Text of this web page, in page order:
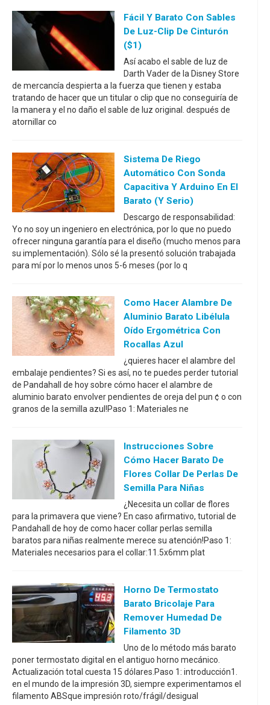
Fácil Y Barato Con Sables
De Luz-Clip De Cinturón
($1)
Así acabo el sable de luz de
Darth Vader de la Disney Store
de mercancía despierta a la fuerza que tienen y estaba
tratando de hacer que un titular o clip que no conseguiría de
la manera y el no daño el sable de luz original. después de
atornillar co
Sistema De Riego
Automático Con Sonda
Capacitiva Y Arduino En El
Barato (y Serio)
Descargo de responsabilidad:
Yo no soy un ingeniero en electrónica, por lo que no puedo
ofrecer ninguna garantía para el diseño (mucho menos para
su implementación). Sólo sé la presentó solución trabajada
para mí por lo menos unos 5-6 meses (por lo q
Como Hacer Alambre De
Aluminio Barato Libélula
Oído Ergométrica Con
Rocallas Azul
¿quieres hacer el alambre del
embalaje pendientes? Si es así, no te puedes perder tutorial
de Pandahall de hoy sobre cómo hacer el alambre de
aluminio barato envolver pendientes de oreja del pun ¢ o con
granos de la semilla azul!Paso 1: Materiales ne
Instrucciones Sobre
Cómo Hacer Barato De
Flores Collar De Perlas De
Semilla Para Niñas
¿Necesita un collar de flores
para la primavera que viene? En caso afirmativo, tutorial de
Pandahall de hoy de como hacer collar perlas semilla
baratos para niñas realmente merece su atención!Paso 1:
Materiales necesarios para el collar:11.5x6mm plat
Horno De Termostato
Barato Bricolaje Para
Remover Humedad De
Filamento 3D
Uno de lo método más barato
poner termostato digital en el antiguo horno mecánico.
Actualización total cuesta 15 dólares.Paso 1: introducción1.
en el mundo de la impresión 3D, siempre experimentamos el
filamento ABSque impresión roto/frágil/desigual